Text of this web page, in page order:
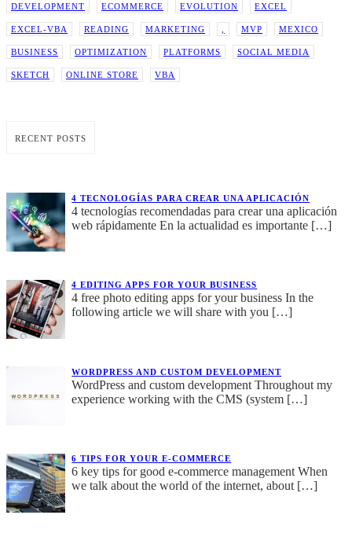
DEVELOPMENT ECOMMERCE EVOLUTION EXCEL
EXCEL-VBA READING MARKETING MVP MEXICO
BUSINESS OPTIMIZATION PLATFORMS SOCIAL MEDIA
SKETCH ONLINE STORE VBA
RECENT POSTS
4 TECNOLOGÍAS PARA CREAR UNA APLICACIÓN
4 tecnologías recomendadas para crear una aplicación
web rápidamente En la actualidad es importante […]
4 EDITING APPS FOR YOUR BUSINESS
4 free photo editing apps for your business In the
following article we will share with you […]
WORDPRESS AND CUSTOM DEVELOPMENT
WordPress and custom development Throughout my
experience working with the CMS (system […]
6 TIPS FOR YOUR E-COMMERCE
6 key tips for good e-commerce management When
we talk about the world of the internet, about […]